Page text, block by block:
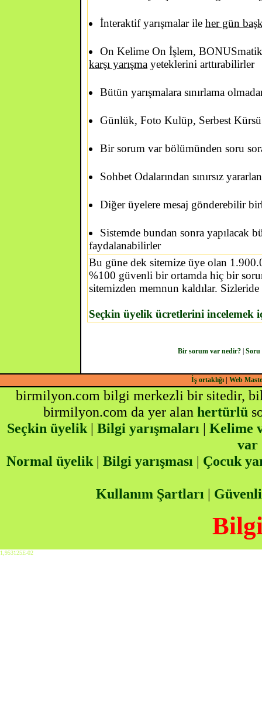
İnteraktif yarışmalar ile her gün
On Kelime On İşlem, BONUSmatik
karşı yarışma yeteklerini arttırabilirler
Bütün yarışmalara sınırlama
Günlük, Foto Kulüp, Serbest Kürsü
Bir sorum var bölümünden soru
Sohbet Odalarından sınırsız
Diğer üyelere mesaj gönderebilir
Sistemde bundan sonra yapılacak
faydalanabilirler
Bu güne dek sitemize üye olan
%100 güvenli bir ortamda hiç bir
sitemizden memnun kaldılar. Sizleride
Seçkin üyelik ücretlerini incelemek
Bir sorum var nedir?| Soru
İş ortaklığı| Web
birmilyon.com bilgi merkezli bir sitedir,
birmilyon.com da yer alan hertürlü
Seçkin üyelik| Bilgi yarışmaları | Kelime
var
Normal üyelik | Bilgi yarışması | Çocuk
Kullanım Şartları |
Bilgi
1,953125E-02